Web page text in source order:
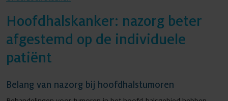
Hoofdhalskanker: nazorg beter
afgestemd op de individuele
patiënt
Belang van nazorg bij hoofdhalstumoren
Agenda
Nieuws